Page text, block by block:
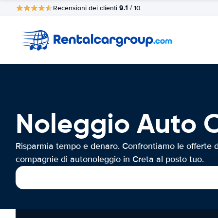
Recensioni dei clienti 9.1 / 10
Noleggio Auto
Risparmia tempo e denaro. Confrontiamo le offerte
compagnie di autonoleggio in Creta al posto tuo.